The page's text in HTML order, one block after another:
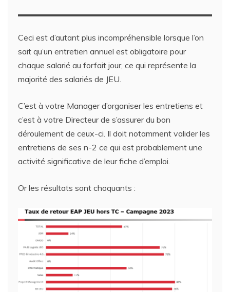
Ceci est d’autant plus incompréhensible lorsque l’on
sait qu’un entretien annuel est obligatoire pour
chaque salarié au forfait jour, ce qui représente la
majorité des salariés de JEU.
C’est à votre Manager d’organiser les entretiens et
c’est à votre Directeur de s’assurer du bon
déroulement de ceux-ci. Il doit notamment valider les
entretiens de ses n-2 ce qui est probablement une
activité significative de leur fiche d’emploi.
Or les résultats sont choquants :